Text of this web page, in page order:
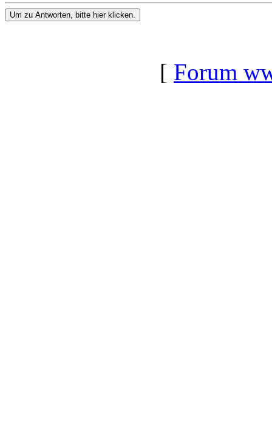
Um zu Antworten, bitte hier klicken.
[ Forum